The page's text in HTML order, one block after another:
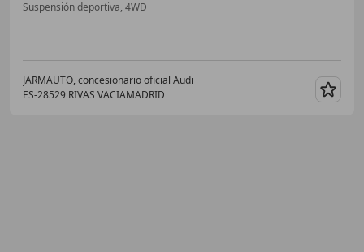
Suspensión deportiva, 4WD
JARMAUTO, concesionario oficial Audi
ES-28529 RIVAS VACIAMADRID